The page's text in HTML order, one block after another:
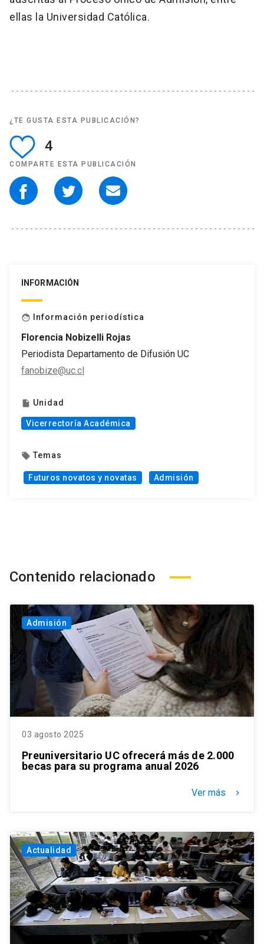
ellas la Universidad Católica.
¿TE GUSTA ESTA PUBLICACIÓN?
4
COMPARTE ESTA PUBLICACIÓN
INFORMACIÓN
face Información periodística
Florencia Nobizelli Rojas
Periodista Departamento de Difusión UC
fanobize@uc.cl
insert_drive_file Unidad
Vicerrectoría Académica
local_offer Temas
Futuros novatos y novatas Admisión
Contenido relacionado
Admisión
03 agosto 2025
Preuniversitario UC ofrecerá más de 2.000
becas para su programa anual 2026
Ver más keyboard_arrow_right
Actualidad